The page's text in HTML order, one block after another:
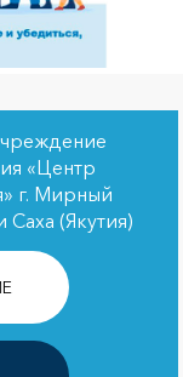
«Центр
г. Мирный
(Якутия)